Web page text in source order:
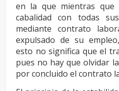
en la que mientras que
cabalidad con todas
mediante contrato
expulsado de su
esto no significa que el
pues no hay que olvidar
por concluido el contrato